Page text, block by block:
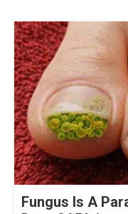
Fungus Is A